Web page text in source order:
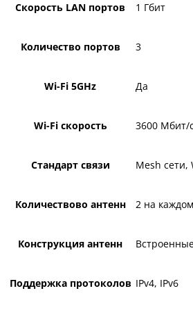
Скорость LAN портов 1 Гбит
Количество портов 3
Wi-Fi 5GHz Да
Wi-Fi скорость 3600 Мбит/
Стандарт связи Mesh сети,
Количествово антенн 2 на
Конструкция антенн
Поддержка протоколов IPv4, IPv6